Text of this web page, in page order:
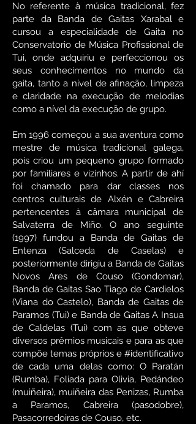
No referente à música tradicional, fez
parte da Banda de Gaitas Xarabal e
cursou a especialidade de Gaita no
Conservatorio de Música Profissional de
Tui, onde adquiriu e perfeccionou os
seus conhecimentos no mundo da
gaita, tanto a nível de afinação, limpeza
e claridade na execução de melodias
como a nível da execução de grupo. ​
Em 1996 começou a sua aventura como
mestre de música tradicional galega,
pois criou um pequeno grupo formado
por familiares e vizinhos. A partir de ahí
foi chamado para dar classes nos
centros culturais de Alxén e Cabreira
pertencentes à câmara municipal de
Salvaterra de Miño. O ano seguinte
(1997) fundou a Banda de Gaitas de
Entenza (Salceda de Caselas) e
posteriormente dirigiu a Banda de Gaitas
Novos Ares de Couso (Gondomar),
Banda de Gaitas Sao Tiago de Cardielos
(Viana do Castelo), Banda de Gaitas de
Paramos (Tui) e Banda de Gaitas A Insua
de Caldelas (Tui) com as que obteve
diversos prêmios musicais e para as que
compõe temas próprios e #identificativo
de cada uma delas como: O Paratán
(Rumba), Foliada para Olivia, Pedándeo
(muiñeira), muiñeira das Penizas, Rumba
a Paramos, Cabreira (pasodobre),
Pasacorredoiras de Couso, etc. ​